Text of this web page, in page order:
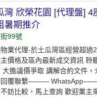
灣 欣榮花園 [代理盤]
暑期推介
99號
業代理-於土瓜灣區經營超過
價格及區內最新成交資訊 ︎聆
大擔議價爭取 ︎講解合約文件
回覆聯繫️——— WhatsApp——
妨比較，馬上查詢 歡迎業主